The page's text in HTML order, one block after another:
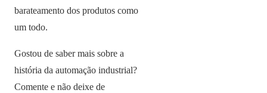
barateamento dos produtos como
um todo.
Gostou de saber mais sobre a
história da automação industrial?
Comente e não deixe de